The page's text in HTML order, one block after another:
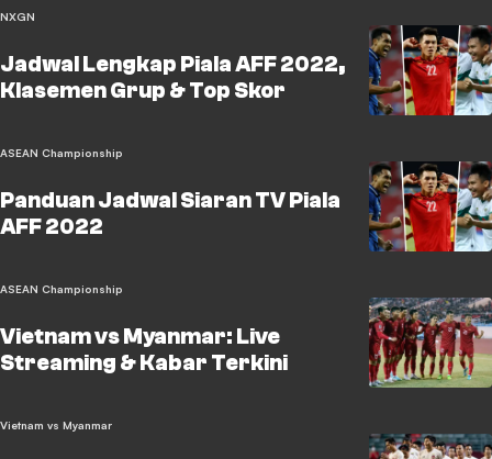
NXGN
Jadwal Lengkap Piala AFF 2022,
Klasemen Grup & Top Skor
ASEAN Championship
Panduan Jadwal Siaran TV Piala
AFF 2022
ASEAN Championship
Vietnam vs Myanmar: Live
Streaming & Kabar Terkini
Vietnam vs Myanmar